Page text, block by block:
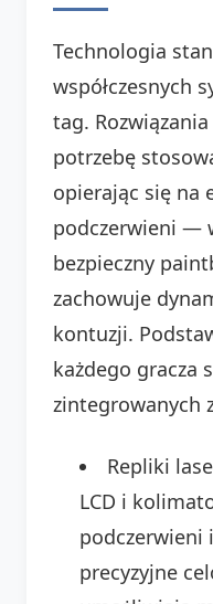
Technologia
współczesnych
tag.
potrzebę
opierając się na
podczerwieni —
bezpieczny
zachowuje
kontuzji.
każdego gracza
zintegrowanych
Repliki
LCD i
podczerwieni
precyzyjne